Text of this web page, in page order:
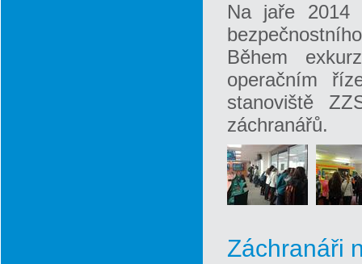
Na jaře 2014
Během
operačním
stanoviště
záchranářů.
Záchranáři